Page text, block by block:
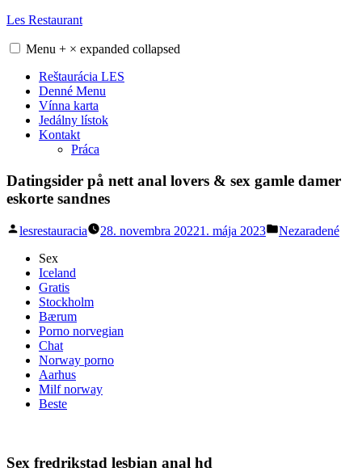
Skip
content
Les Restaurant
Menu + × expanded collapsed
Reštaurácia LES
Denné Menu
Vínna karta
Jedálny lístok
Kontakt
Práca
Datingsider på nett anal lovers & sex gamle damer
eskorte sandnes
Posted
lesrestauracia 28. novembra 20221. mája 2023
Posted
Nezaradené
Sex
Iceland
Gratis
Stockholm
Bærum
Porno norvegian
Chat
Norway porno
Aarhus
Milf norway
Beste
Sex fredrikstad lesbian anal hd